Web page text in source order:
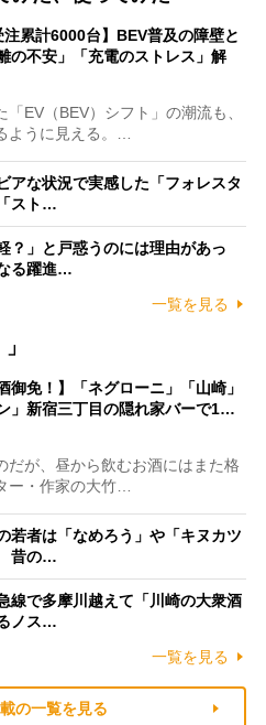
注累計6000台】BEV普及の障壁と
の不安」「充電のストレス」解
EV（BEV）シフト」の潮流も、
ように見える。…
アな状況で実感した「フォレスタ
スト…
？」と戸惑うのには理由があっ
る躍進…
一覧を見る
御免！】「ネグローニ」「山崎」
」新宿三丁目の隠れ家バーで1…
が、昼から飲むお酒にはまた格
ー・作家の大竹…
若者は「なめろう」や「キヌカツ
昔の…
線で多摩川越えて「川崎の大衆酒
ノス…
一覧を見る
の一覧を見る